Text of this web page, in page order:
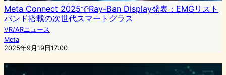
Meta Connect 2025でRay-Ban Display発表：EMGリスト
バンド搭載の次世代スマートグラス
VR/ARニュース
Meta
2025年9月19日17:00